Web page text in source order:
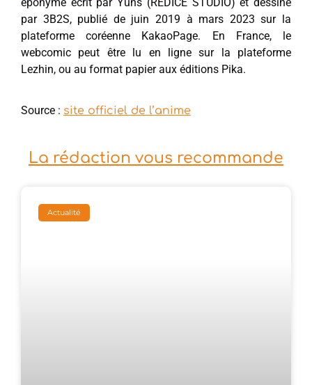
éponyme écrit par Yuns (REDICE STUDIO) et dessiné
par 3B2S, publié de juin 2019 à mars 2023 sur la
plateforme coréenne KakaoPage. En France, le
webcomic peut être lu en ligne sur la plateforme
Lezhin, ou au format papier aux éditions Pika.
Source : site officiel de l’anime
La rédaction vous recommande
Actualité